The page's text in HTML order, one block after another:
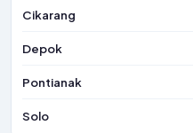
Cikarang
Depok
Pontianak
Solo